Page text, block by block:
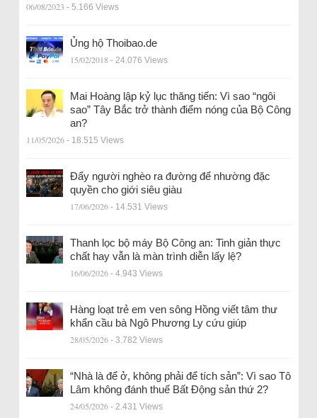
06/08/2023 - 5.166 Views
Ủng hộ Thoibao.de
15/02/2018 - 24.076 Views
Mai Hoàng lập kỷ lục thăng tiến: Vì sao “ngôi
sao” Tây Bắc trở thành điểm nóng của Bộ Công
an?
11/05/2026 - 18.515 Views
Đẩy người nghèo ra đường để nhường đặc
quyền cho giới siêu giàu
17/06/2026 - 14.531 Views
Thanh lọc bộ máy Bộ Công an: Tinh giản thực
chất hay vẫn là màn trình diễn lấy lệ?
16/06/2026 - 4.943 Views
Hàng loạt trẻ em ven sông Hồng viết tâm thư
khẩn cầu bà Ngô Phương Ly cứu giúp
28/05/2026 - 3.782 Views
“Nhà là để ở, không phải để tích sản”: Vì sao Tô
Lâm không đánh thuế Bất Động sản thứ 2?
24/05/2026 - 2.431 Views